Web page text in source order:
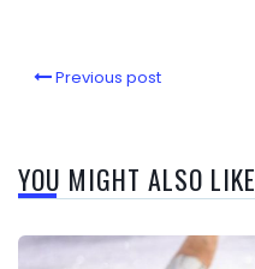
Previous post
YOU MIGHT ALSO LIKE